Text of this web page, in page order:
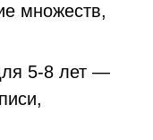
множеств,
5-8 лет —